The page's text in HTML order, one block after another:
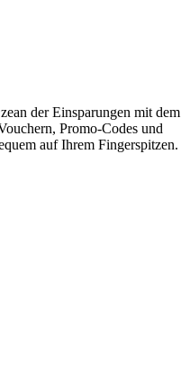
der Einsparungen mit dem
Promo-Codes und
auf Ihrem Fingerspitzen.